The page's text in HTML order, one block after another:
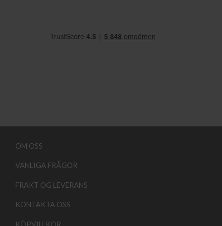
OM OSS
VANLIGA FRÅGOR
FRAKT OG LEVERANS
KONTAKTA OSS
KÖPVILLKOR